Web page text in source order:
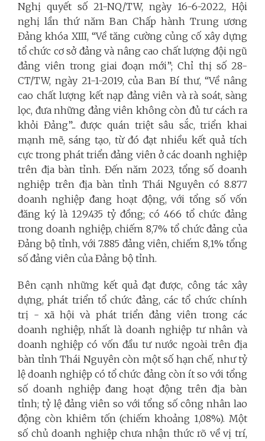
Nghị quyết số 21-NQ/TW, ngày 16-6-2022, Hội
nghị lần thứ năm Ban Chấp hành Trung ương
Đảng khóa XIII, “Về tăng cường củng cố xây dựng
tổ chức cơ sở đảng và nâng cao chất lượng đội ngũ
đảng viên trong giai đoạn mới”; Chỉ thị số 28-
CT/TW, ngày 21-1-2019, của Ban Bí thư, “Về nâng
cao chất lượng kết nạp đảng viên và rà soát, sàng
lọc, đưa những đảng viên không còn đủ tư cách ra
khỏi Đảng”... được quán triệt sâu sắc, triển khai
mạnh mẽ, sáng tạo, từ đó đạt nhiều kết quả tích
cực trong phát triển đảng viên ở các doanh nghiệp
trên địa bàn tỉnh. Đến năm 2023, tổng số doanh
nghiệp trên địa bàn tỉnh Thái Nguyên có 8.877
doanh nghiệp đang hoạt động, với tổng số vốn
đăng ký là 129.435 tỷ đồng; có 466 tổ chức đảng
trong doanh nghiệp, chiếm 8,7% tổ chức đảng của
Đảng bộ tỉnh, với 7.885 đảng viên, chiếm 8,1% tổng
số đảng viên của Đảng bộ tỉnh.
Bên cạnh những kết quả đạt được, công tác xây
dựng, phát triển tổ chức đảng, các tổ chức chính
trị - xã hội và phát triển đảng viên trong các
doanh nghiệp, nhất là doanh nghiệp tư nhân và
doanh nghiệp có vốn đầu tư nước ngoài trên địa
bàn tỉnh Thái Nguyên còn một số hạn chế, như tỷ
lệ doanh nghiệp có tổ chức đảng còn ít so với tổng
số doanh nghiệp đang hoạt động trên địa bàn
tỉnh; tỷ lệ đảng viên so với tổng số công nhân lao
động còn khiêm tốn (chiếm khoảng 1,08%). Một
số chủ doanh nghiệp chưa nhận thức rõ về vị trí,